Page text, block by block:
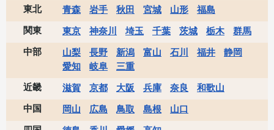
東北
青森 岩手 秋田 宮城 山形
福島
関東
東京 神奈川 埼玉 千葉 茨城 栃木
群馬
中部
山梨 長野 新潟 富山 石川 福井
静岡
愛知
岐阜
三重
近畿
滋賀 京都 大阪 兵庫 奈良
和歌山
中国
岡山 広島 鳥取 島根
山口